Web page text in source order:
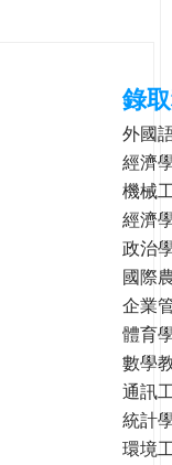
錄
外國
經濟
機械
經濟
政治
國際
企業
體育
數學
通訊
統計
環境